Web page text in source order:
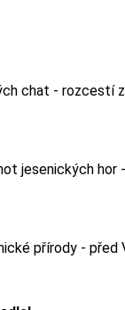
chat - rozcestí
jesenických hor
přírody -